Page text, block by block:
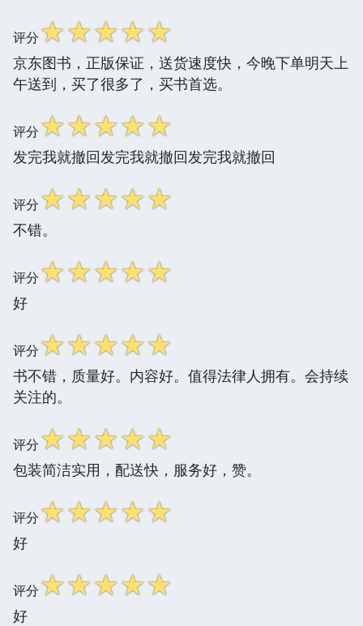
评分☆☆☆☆☆
京东图书，正版保证，送货速度快，今晚下单明天上
午送到，买了很多了，买书首选。
评分☆☆☆☆☆
发完我就撤回发完我就撤回发完我就撤回
评分☆☆☆☆☆
不错。
评分☆☆☆☆☆
好
评分☆☆☆☆☆
书不错，质量好。内容好。值得法律人拥有。会持续
关注的。
评分☆☆☆☆☆
包装简洁实用，配送快，服务好，赞。
评分☆☆☆☆☆
好
评分☆☆☆☆☆
好